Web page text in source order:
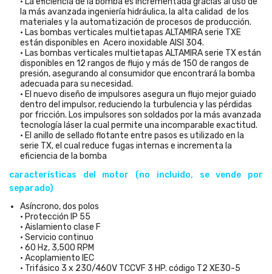
la más avanzada ingeniería hidráulica, la alta calidad de los
materiales y la automatización de procesos de producción.
• Las bombas verticales multietapas ALTAMIRA serie TXE
están disponibles en Acero inoxidable AISI 304.
• Las bombas verticales multietapas ALTAMIRA serie TX están
disponibles en 12 rangos de flujo y más de 150 de rangos de
presión, asegurando al consumidor que encontrará la bomba
adecuada para su necesidad.
• El nuevo diseño de impulsores asegura un flujo mejor guiado
dentro del impulsor, reduciendo la turbulencia y las pérdidas
por fricción. Los impulsores son soldados por la más avanzada
tecnología láser la cual permite una incomparable exactitud.
• El anillo de sellado flotante entre pasos es utilizado en la
serie TX, el cual reduce fugas internas e incrementa la
eficiencia de la bomba
características del motor (no incluido, se vende por
separado)
Asíncrono, dos polos
• Protección IP 55
• Aislamiento clase F
• Servicio continuo
• 60 Hz, 3,500 RPM
• Acoplamiento IEC
• Trifásico 3 x 230/460V TCCVF 3 HP. código T2 XE30-5